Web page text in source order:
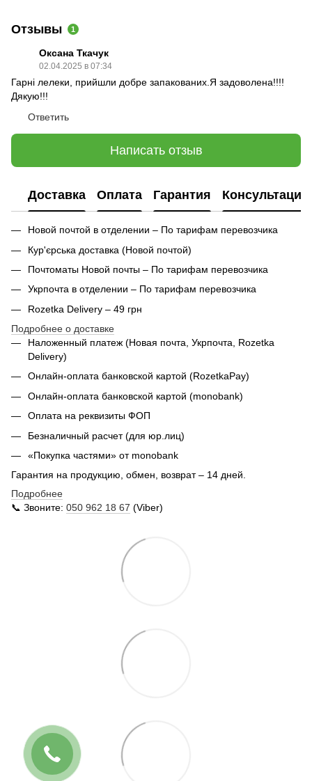
Отзывы 1
Оксана Ткачук
02.04.2025 в 07:34
Гарні лелеки, прийшли добре запакованих.Я задоволена!!!!
Дякую!!!
Ответить
Написать отзыв
Доставка Оплата Гарантия Консультация
Новой почтой в отделении – По тарифам перевозчика
Кур'єрська доставка (Новой почтой)
Почтоматы Новой почты – По тарифам перевозчика
Укрпочта в отделении – По тарифам перевозчика
Rozetka Delivery – 49 грн
Подробнее о доставке
Наложенный платеж (Новая почта, Укрпочта, Rozetka
Delivery)
Онлайн-оплата банковской картой (RozetkaPay)
Онлайн-оплата банковской картой (monobank)
Оплата на реквизиты ФОП
Безналичный расчет (для юр.лиц)
«Покупка частями» от monobank
Гарантия на продукцию, обмен, возврат – 14 дней.
Подробнее
📞 Звоните: 050 962 18 67 (Viber)